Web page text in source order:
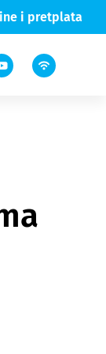
i pretplata